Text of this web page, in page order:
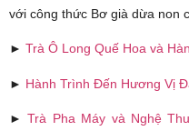
với công thức Bơ già dừa non
► Trà Ô Long Quế Hoa và
► Hành Trình Đến Hương Vị
►Trà Pha Máy và Nghệ